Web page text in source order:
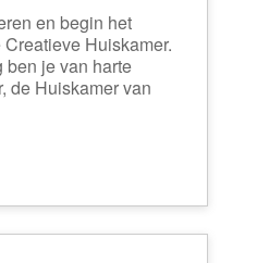
en begin het
Huiskamer.
ben je van harte
de Huiskamer van